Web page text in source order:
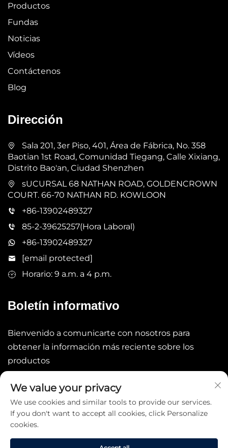
Productos
Fundas
Noticias
Vídeos
Contáctenos
Blog
Dirección
Sala 201, 3er Piso, 401, Área de Fábrica, No. 358
Baotian 1st Road, Comunidad Tiegang, Calle Xixiang,
Distrito Bao'an, Ciudad Shenzhen
sUCURSAL 68 NATHAN ROAD, GOLDENCROWN
COURT. 66-70 NATHAN RD. KOWLOON
+86-13902489327
85-2-39625257(Hora Laboral)
+86-13902489327
[email protected]
Horario: 9 a.m. a 4 p.m.
Boletín informativo
Bienvenido a comunicarte con nosotros para
obtener la información más reciente sobre los
productos
We value your privacy
We use cookies and similar tools to provide our services.
If you don't want to accept all cookies, click Personalize
cookies.